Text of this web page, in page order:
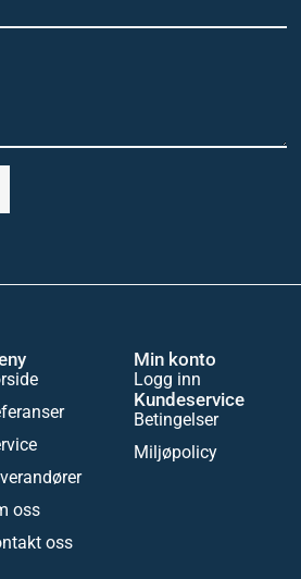
oss
oss
Min konto
Logg inn
Kundeservice
Betingelser
Miljøpolicy